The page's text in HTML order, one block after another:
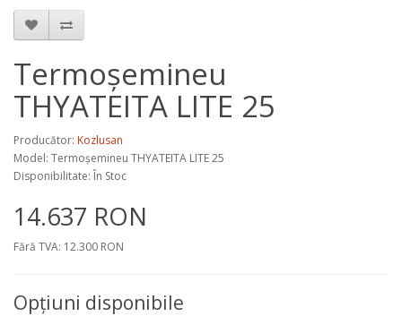
Termoșemineu
THYATEITA LITE 25
Producător: Kozlusan
Model: Termoșemineu THYATEITA LITE 25
Disponibilitate: În Stoc
14.637 RON
Fără TVA: 12.300 RON
Opţiuni disponibile